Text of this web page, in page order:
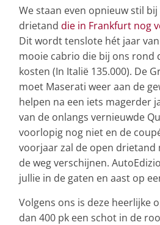
We staan even opnieuw stil
drietand die in Frankfurt nog
Dit wordt tenslote hét jaar
mooie cabrio die bij ons rond
kosten (In Italië 135.000). De
moet Maserati weer aan de
helpen na een iets magerder
van de onlangs vernieuwde
voorlopig nog niet en de
voorjaar zal de open drietand
de weg verschijnen.
jullie in de gaten en aast op
Volgens ons is deze heerlijke
dan 400 pk een schot in de